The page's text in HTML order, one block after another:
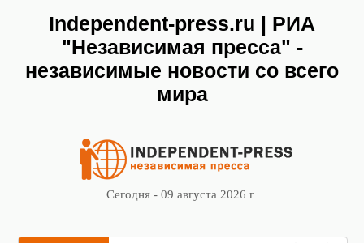
Independent-press.ru | РИА
"Независимая пресса" -
независимые новости со всего
мира
Сегодня - 09 августа 2026 г